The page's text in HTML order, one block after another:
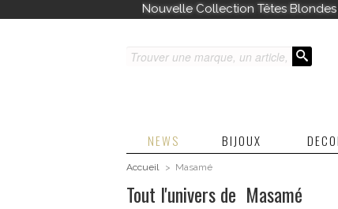
Découvrez toutes nos nouveautés
NEWS BIJOUX
Accueil > Masamé
Tout l'univers de Masamé